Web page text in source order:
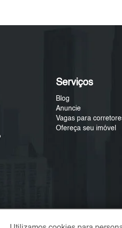
Serviços
Blog
Anuncie
Vagas para
Ofereça seu imóvel